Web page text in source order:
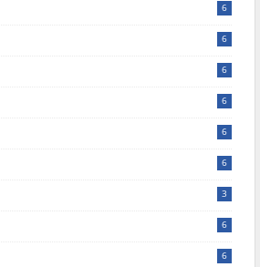
6
6
6
6
6
6
3
6
6